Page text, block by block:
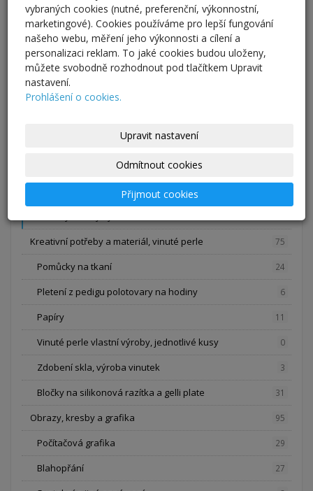
Cedule
Nábytek
Oděvy a oděvní doplňky, svatba
Kabelky a tašky
Opasky, šály a šátky
Halenky, trička, mikiny a šaty
Kreativní potřeby a materiál, vinuté perle 75
Pomůcky na tkaní 24
Pletení z pedigu polotovary na hodiny 6
Papíry 11
Vinuté perle vlastní výroby, jednotlivé kusy 0
Zdobení skla, výroba vinutek 3
Bločky na silikonová razítka a gelli plate 31
Obrazy, kresby a grafika 95
Počítačová grafika 29
Blahopřání 27
vybraných cookies (nutné, preferenční, výkonnostní,
marketingové). Cookies používáme pro lepší fungování
našeho webu, měření jeho výkonnosti a cílení a
personalizaci reklam. To jaké cookies budou uloženy,
můžete svobodně rozhodnout pod tlačítkem Upravit
nastavení.
Prohlášení o cookies.
Upravit nastavení
Odmítnout cookies
Přijmout cookies